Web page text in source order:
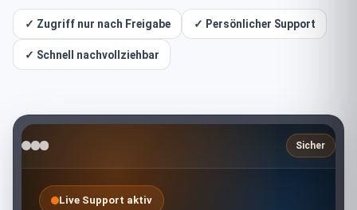
✓ Zugriff nur nach Freigabe ✓ Persönlicher Support
✓ Schnell nachvollziehbar
Sicher
Live Support aktiv